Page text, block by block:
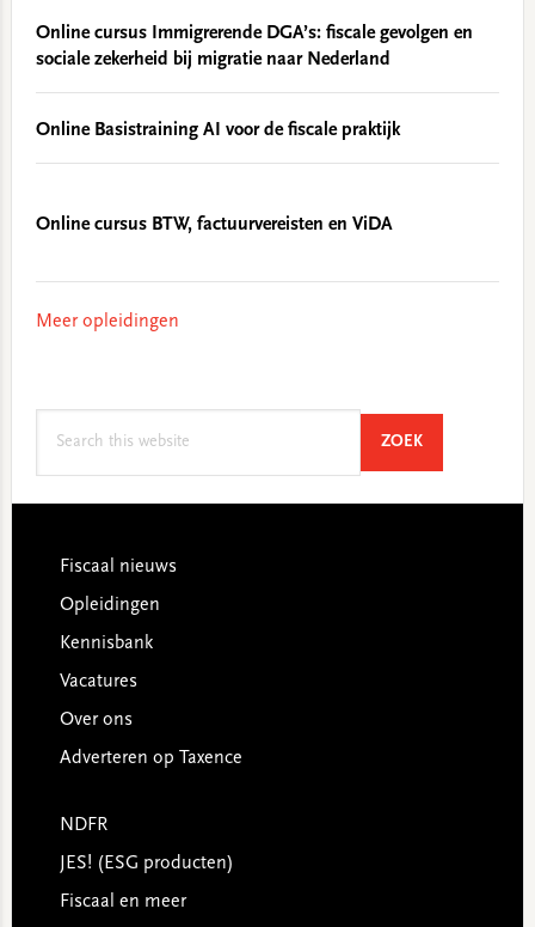
Online cursus Immigrerende DGA’s: fiscale gevolgen en
sociale zekerheid bij migratie naar Nederland
Online Basistraining AI voor de fiscale praktijk
Online cursus BTW, factuurvereisten en ViDA
Meer opleidingen
ZOEKSEARCH
Footer
Fiscaal nieuws
Opleidingen
Kennisbank
Vacatures
Over ons
Adverteren op Taxence
NDFR
JES! (ESG producten)
Fiscaal en meer